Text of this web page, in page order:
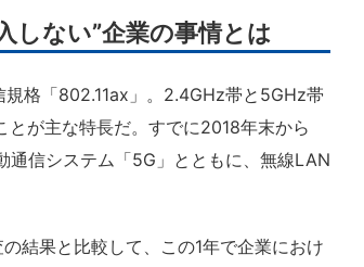
しない”企業の事情とは
格「802.11ax」。2.4GHz帯と5GHz帯
が主な特長だ。すでに2018年末から
通信システム「5G」とともに、無線LAN
結果と比較して、この1年で企業におけ